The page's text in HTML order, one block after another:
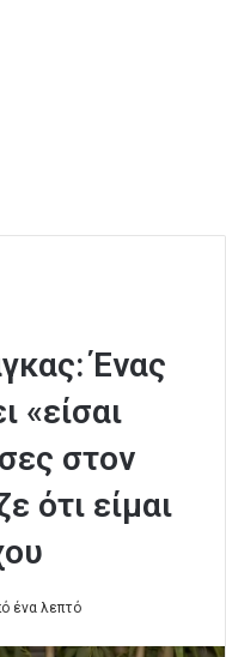
Ένας
«είσαι
στον
ότι είμαι
ένα λεπτό